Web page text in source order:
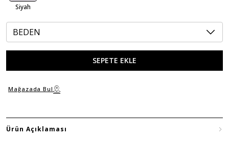
Siyah
BEDEN
SEPETE EKLE
Mağazada Bul
Ürün Açıklaması